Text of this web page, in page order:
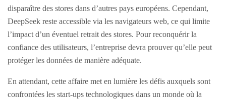
disparaître des stores dans d’autres pays européens. Cependant,
DeepSeek reste accessible via les navigateurs web, ce qui limite
l’impact d’un éventuel retrait des stores. Pour reconquérir la
confiance des utilisateurs, l’entreprise devra prouver qu’elle peut
protéger les données de manière adéquate.
En attendant, cette affaire met en lumière les défis auxquels sont
confrontées les start-ups technologiques dans un monde où la